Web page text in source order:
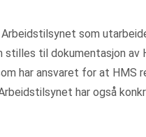
som
stilles til dokumentasjon av
har ansvaret for at HMS
har også